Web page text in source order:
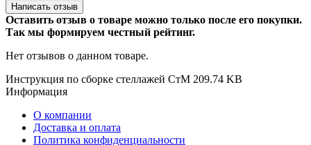
Написать отзыв
Оставить отзыв о товаре можно только после его покупки.
Так мы формируем честный рейтинг.
Нет отзывов о данном товаре.
Инструкция по сборке стеллажей СтМ 209.74 KB
Информация
О компании
Доставка и оплата
Политика конфиденциальности